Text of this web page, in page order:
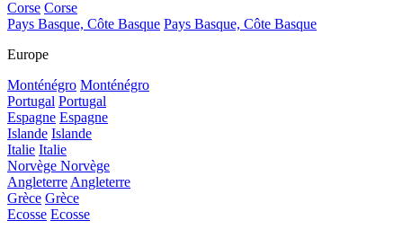
Corse Corse
Pays Basque, Côte Basque Pays Basque, Côte Basque
Europe
Monténégro Monténégro
Portugal Portugal
Espagne Espagne
Islande Islande
Italie Italie
Norvège Norvège
AngleterreAngleterre
Grèce Grèce
Ecosse Ecosse